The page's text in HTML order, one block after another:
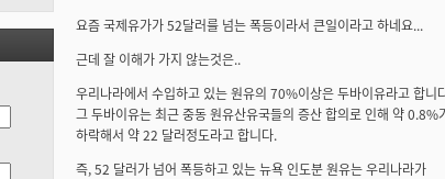
요즘 국제유가가 52달러를 넘는 폭등이라서 큰일이라고 하네요...
근데 잘 이해가 가지 않는것은..
우리나라에서 수입하고 있는 원유의 70%이상은 두바이유라고 합니
그 두바이유는 최근 중동 원유산유국들의 증산 합의로 인해 약 0.8%
하락해서 약 22 달러정도라고 합니다.
즉, 52 달러가 넘어 폭등하고 있는 뉴욕 인도분 원유는 우리나라가